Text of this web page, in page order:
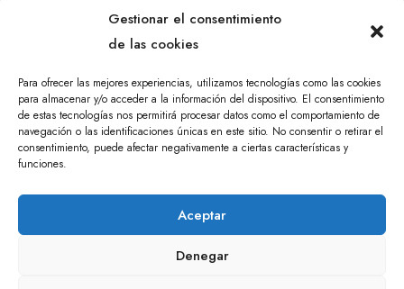
Gestionar el consentimiento
de las cookies
Para ofrecer las mejores experiencias, utilizamos tecnologías como las cookies
para almacenar y/o acceder a la información del dispositivo. El consentimiento
de estas tecnologías nos permitirá procesar datos como el comportamiento de
navegación o las identificaciones únicas en este sitio. No consentir o retirar el
consentimiento, puede afectar negativamente a ciertas características y
funciones.
Aceptar
Denegar
RESERVADOS. AGENCIA DE COMUNICACIÓN
ÁNGULO TRES.